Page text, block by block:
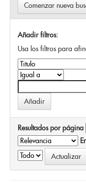
Comenzar nueva
Añadir filtros:
Usa los filtros para
Resultados por página